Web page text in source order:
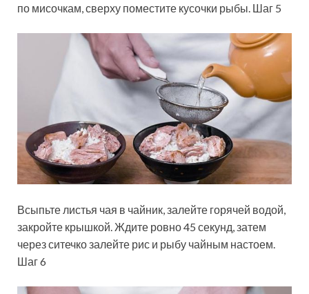
по мисочкам, сверху поместите кусочки рыбы. Шаг 5
Всыпьте листья чая в чайник, залейте горячей водой,
закройте крышкой. Ждите ровно 45 секунд, затем
через ситечко залейте рис и рыбу чайным настоем.
Шаг 6